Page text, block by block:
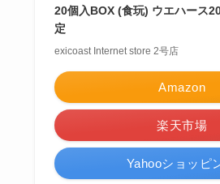
20個入BOX (食玩) ウエハース
定
exicoast Internet store 2号店
Amazon
楽天市場
Yahooショッピ